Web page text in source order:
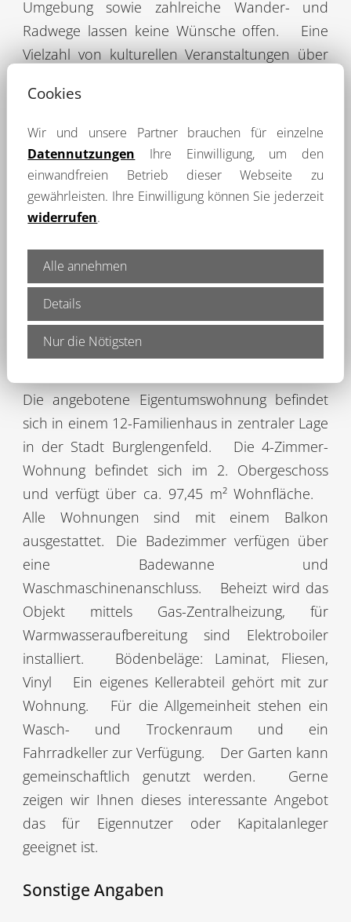
Umgebung sowie zahlreiche Wander- und
Radwege lassen keine Wünsche offen.
Eine
Vielzahl von kulturellen Veranstaltungen über
Burglengenfeld zu einem hochinteressanten
und lebenswerten Wohnstandort.
Die Stadt
Regensburg erreichen Sie über die A93 in ca.
15 Minuten. Den öffentlichen Nahverkehr (RVV)
sichern Buslinien nach Regensburg (25 km),
Schwandorf (18 km), Maxhütte-Haidhof (5 km),
betreibt in Eigenregie eine Stadtbuslinie. Die
nächsten Bahnhöfe befinden sich in Maxhütte-
Haidhof bzw. in Schwandorf.
Objektbeschreibung
Die angebotene Eigentumswohnung befindet
sich in einem 12-Familienhaus in zentraler Lage
in der Stadt Burglengenfeld.
Die 4-Zimmer-
Wohnung befindet sich im 2. Obergeschoss
und verfügt über ca. 97,45 m² Wohnfläche.
Alle Wohnungen sind mit einem Balkon
ausgestattet.
Die Badezimmer verfügen über
eine Badewanne und
Waschmaschinenanschluss.
Beheizt wird das
Objekt mittels Gas-Zentralheizung, für
Warmwasseraufbereitung sind Elektroboiler
installiert.
Bödenbeläge: Laminat, Fliesen,
Vinyl
Ein eigenes Kellerabteil gehört mit zur
Wohnung.
Für die Allgemeinheit stehen ein
Wasch- und Trockenraum und ein
Fahrradkeller zur Verfügung.
Der Garten kann
gemeinschaftlich genutzt werden.
Gerne
zeigen wir Ihnen dieses interessante Angebot
das für Eigennutzer oder Kapitalanleger
geeignet ist.
Sonstige Angaben
Cookies
Wir und unsere Partner brauchen für einzelne
Datennutzungen Ihre Einwilligung, um den
einwandfreien Betrieb dieser Webseite zu
gewährleisten. Ihre Einwilligung können Sie jederzeit
widerrufen.
Alle annehmen
Details
Nur die Nötigsten